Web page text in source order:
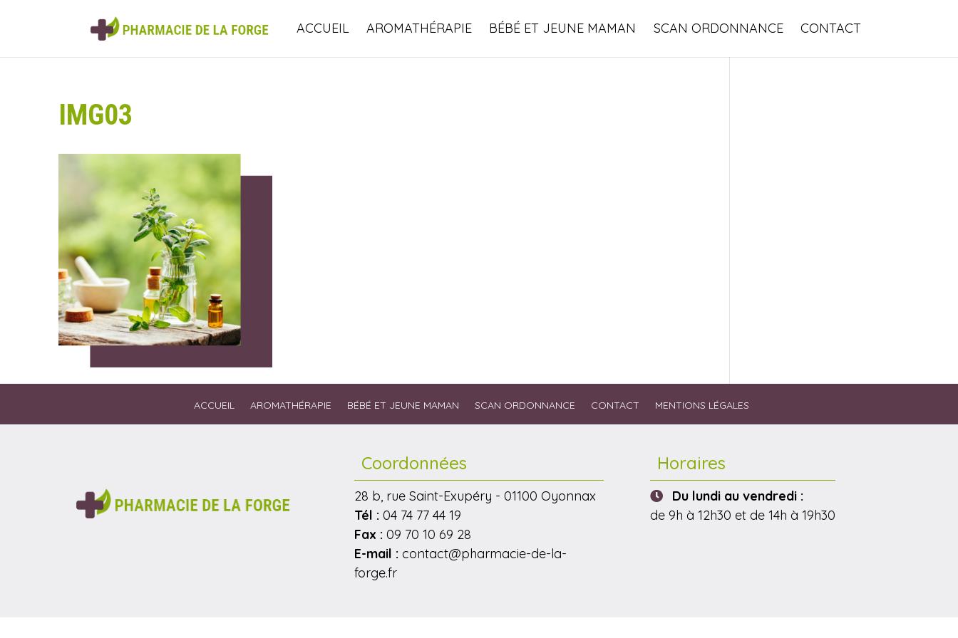
ACCUEIL AROMATHÉRAPIE BÉBÉ ET JEUNE MAMAN SCAN ORDONNANCE CONTACT
IMG03
ACCUEIL AROMATHÉRAPIE BÉBÉ ET JEUNE MAMAN SCAN ORDONNANCE CONTACT MENTIONS LÉGALES
Coordonnées
28 b, rue Saint-Exupéry - 01100 Oyonnax
Tél : 04 74 77 44 19
Fax : 09 70 10 69 28
E-mail : contact@pharmacie-de-la-
forge.fr
Horaires
Du lundi au vendredi :
de 9h à 12h30 et de 14h à 19h30